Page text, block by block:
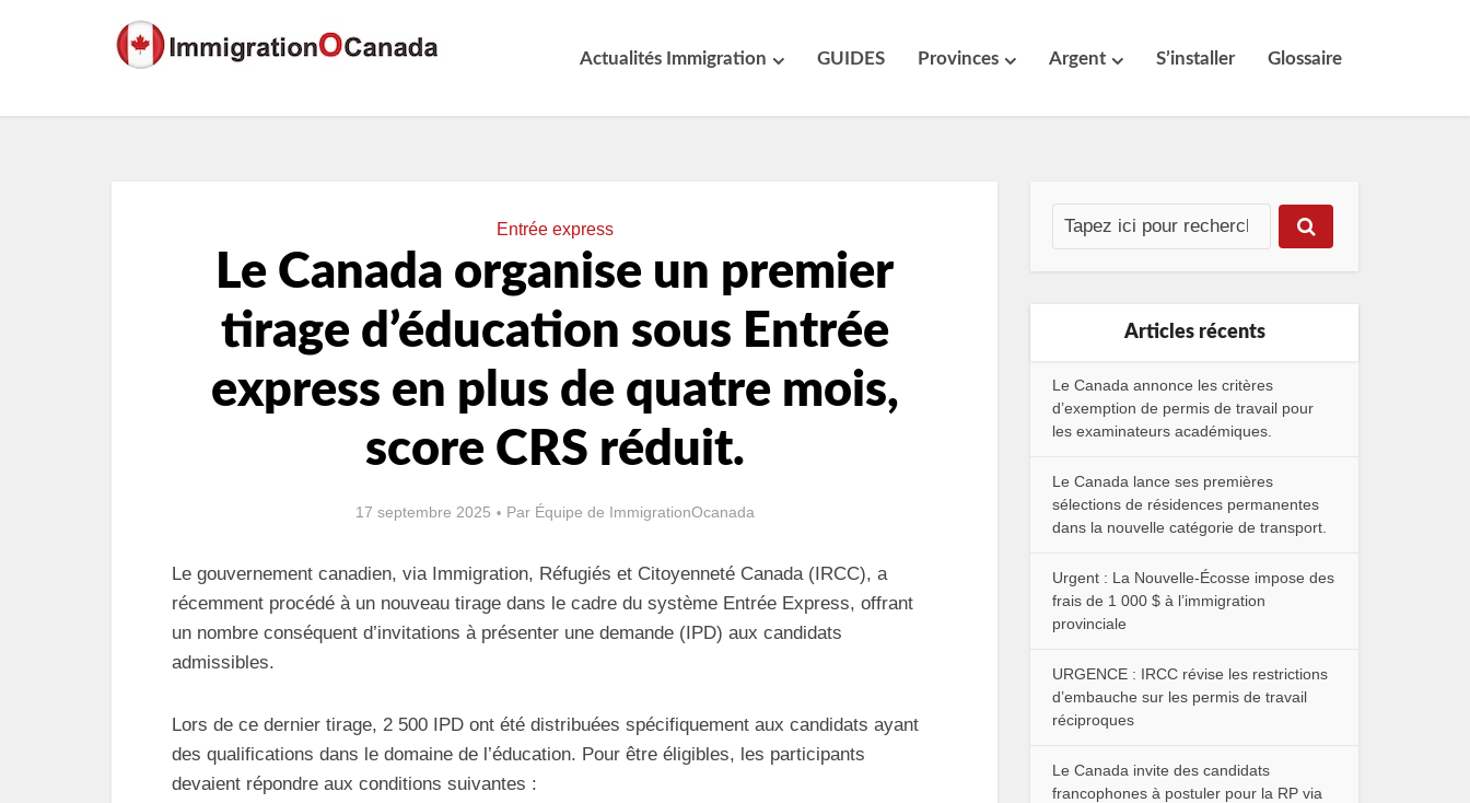
Actualités Immigration GUIDES Provinces Argent S’installer Glossaire
Entrée express
Le Canada organise un premier
tirage d’éducation sous Entrée
express en plus de quatre mois,
score CRS réduit.
17 septembre 2025 Par Équipe de ImmigrationOcanada
Le gouvernement canadien, via Immigration, Réfugiés et Citoyenneté Canada (IRCC), a
récemment procédé à un nouveau tirage dans le cadre du système Entrée Express, offrant
un nombre conséquent d’invitations à présenter une demande (IPD) aux candidats
admissibles.
Lors de ce dernier tirage, 2 500 IPD ont été distribuées spécifiquement aux candidats ayant
des qualifications dans le domaine de l’éducation. Pour être éligibles, les participants
devaient répondre aux conditions suivantes :
Articles récents
Le Canada annonce les critères
d’exemption de permis de travail pour
les examinateurs académiques.
Le Canada lance ses premières
sélections de résidences permanentes
dans la nouvelle catégorie de transport.
Urgent : La Nouvelle-Écosse impose des
frais de 1 000 $ à l’immigration
provinciale
URGENCE : IRCC révise les restrictions
d’embauche sur les permis de travail
réciproques
Le Canada invite des candidats
francophones à postuler pour la RP via